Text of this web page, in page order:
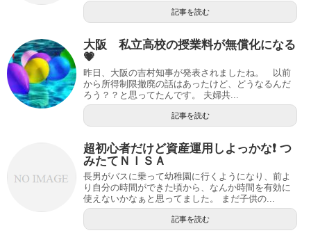
記事を読む
大阪 私立高校の授業料が無償化になる
💗
昨日、大阪の吉村知事が発表されましたね。 以前
から所得制限撤廃の話はあったけど、どうなるんだ
ろう？？と思ってたんです。 夫婦共...
記事を読む
超初心者だけど資産運用しよっかな❗️ つ
みたてＮＩＳＡ
長男がバスに乗って幼稚園に行くようになり、前よ
り自分の時間ができた頃から、なんか時間を有効に
使えないかなぁと思ってました。 まだ子供の...
記事を読む